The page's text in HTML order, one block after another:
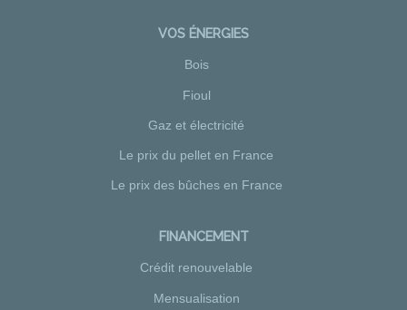
VOS ÉNERGIES
Bois
Fioul
Gaz et électricité
Le prix du pellet en France
Le prix des bûches en France
FINANCEMENT
Crédit renouvelable
Mensualisation